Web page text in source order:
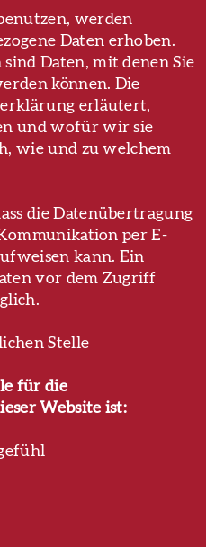
werden
Daten erhoben.
sind Daten, mit denen Sie
können. Die
erläutert,
und wofür wir sie
wie und zu welchem
die Datenübertragung
per E-
kann. Ein
vor dem Zugriff
Stelle
für die
Website ist: